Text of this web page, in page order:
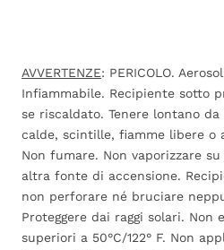
AVVERTENZE: PERICOLO.
Infiammabile. Recipiente sotto
se riscaldato. Tenere lontano
calde, scintille, fiamme libere o
Non fumare. Non vaporizzare
altra fonte di accensione.
non perforare né bruciare
Proteggere dai raggi solari. Non
superiori a 50°C/122° F. Non